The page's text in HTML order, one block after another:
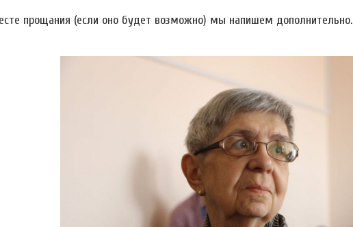
прощания (если оно будет возможно) мы напишем дополнительно.